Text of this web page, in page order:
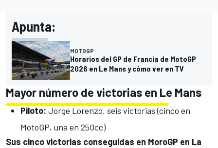
Apunta:
MOTOGP
Horarios del GP de Francia de MotoGP
2026 en Le Mans y cómo ver en TV
Mayor número de victorias en Le Mans
Piloto: Jorge Lorenzo, seis victorias (cinco en
MotoGP, una en 250cc)
Sus cinco victorias conseguidas en MoroGP en La